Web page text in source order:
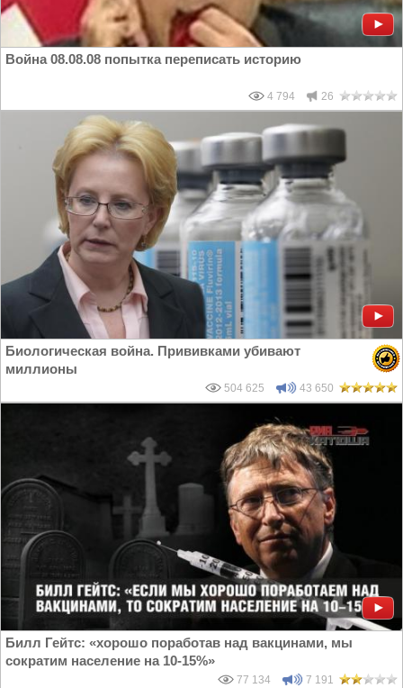
Война 08.08.08 попытка переписать историю
4 794 26
Биологическая война. Прививками убивают
миллионы
504 625 43 650
Билл Гейтс: «хорошо поработав над вакцинами, мы
сократим население на 10-15%»
77 134 7 191